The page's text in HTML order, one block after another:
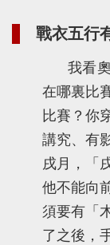
戰衣五行
我看
在哪裏比
比賽？你
講究、有
戌月，「
他不能向
須要有「
了之後，